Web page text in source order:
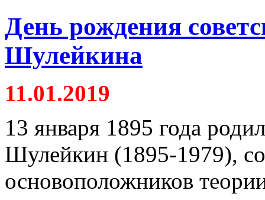
День рождения
Шулейкина
11.01.2019
13 января 1895 года
Шулейкин (1895-1979),
основоположников